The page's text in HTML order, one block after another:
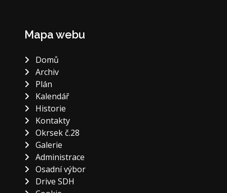
Mapa webu
Domů
Archiv
Plán
Kalendář
Historie
Kontakty
Okrsek č.28
Galerie
Administrace
Osadní výbor
Drive SDH